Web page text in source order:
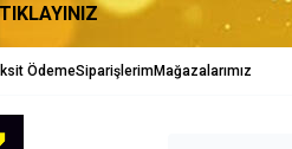
ÖdemeSiparişlerimMağazalarımız